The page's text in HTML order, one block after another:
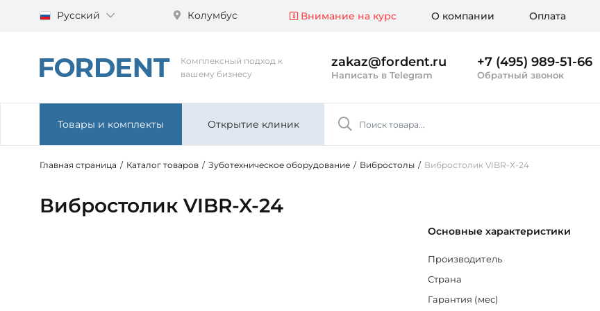
Русский Колумбус Внимание на курс О компании Оплата
Комплексный подход к
вашему бизнесу
zakaz@fordent.ru
Написать в Telegram
+7 (495) 989-51-66
Обратный звонок
Товары и комплекты Открытие клиник
Главная страница / Каталог товаров / Зуботехническое оборудование / Вибростолы / Вибростолик VIBR-X-24
Вибростолик VIBR-X-24
Основные характеристики
Производитель
Страна
Гарантия (мес)